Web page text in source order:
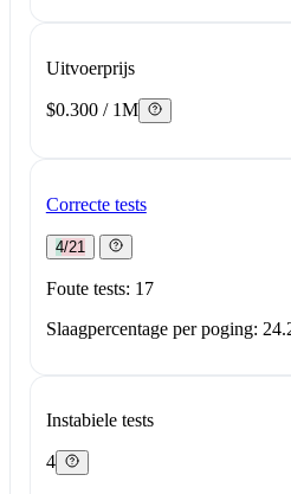
Uitvoerprijs
$0.300 / 1M
Correcte tests
4/21
Foute tests: 17
Slaagpercentage per poging:
Instabiele tests
4